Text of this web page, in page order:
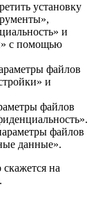
установку
и
с помощью
файлов
и
файлов
файлов
данные».
на